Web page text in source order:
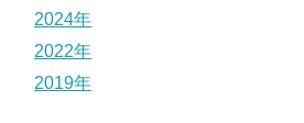
2024年
2022年
2019年